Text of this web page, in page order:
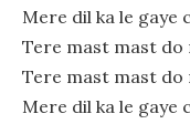
Mere dil ka le gaye
Tere mast mast do
Tere mast mast do
Mere dil ka le gaye